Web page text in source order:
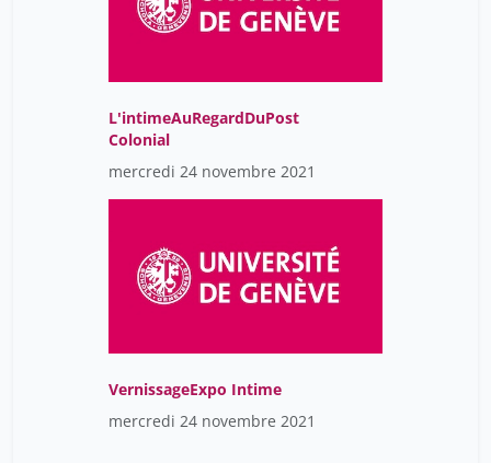
L'intimeAuRegardDuPost
Colonial
mercredi 24 novembre 2021
VernissageExpo Intime
mercredi 24 novembre 2021